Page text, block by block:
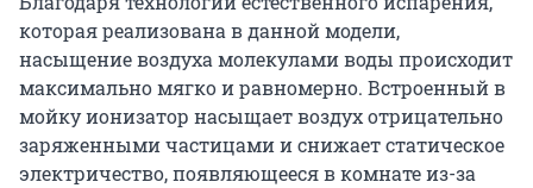
которая реализована в данной модели,
насыщение воздуха молекулами воды происходит
максимально мягко и равномерно. Встроенный в
мойку ионизатор насыщает воздух отрицательно
заряженными частицами и снижает статическое
электричество, появляющееся в комнате из-за